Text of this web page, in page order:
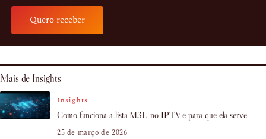
Quero receber
Mais de Insights
Insights
Como funciona a lista M3U no IPTV e para que ela serve
25 de março de 2026